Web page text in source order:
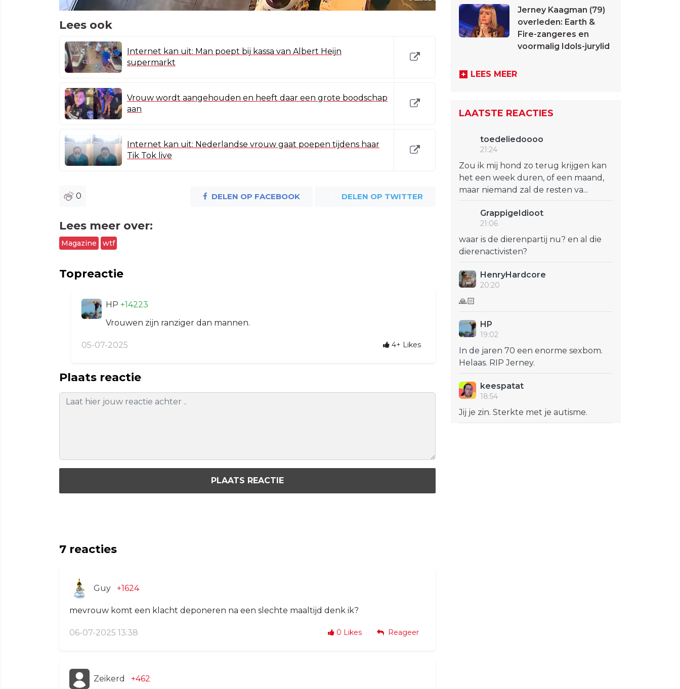
Lees ook
Internet kan uit: Man poept bij kassa van Albert Heijn
supermarkt
Vrouw wordt aangehouden en heeft daar een grote boodschap
aan
Internet kan uit: Nederlandse vrouw gaat poepen tijdens haar
Tik Tok live
0 DELEN OP FACEBOOK DELEN OP TWITTER
Lees meer over:
Magazine wtf
Topreactie
HP +14223
Vrouwen zijn ranziger dan mannen.
05-07-2025 4+ Likes
Plaats reactie
PLAATS REACTIE
7 reacties
Guy +1624
mevrouw komt een klacht deponeren na een slechte maaltijd denk ik?
06-07-2025 13:38 0 Likes Reageer
Zeikerd +462
Jerney Kaagman (79)
overleden: Earth &
Fire-zangeres en
voormalig Idols-jurylid
LEES MEER
LAATSTE REACTIES
toedeliedoooo
21:24
Zou ik mij hond zo terug krijgen kan
het een week duren, of een maand,
maar niemand zal de resten va...
GrappigeIdioot
21:06
waar is de dierenpartij nu? en al die
dierenactivisten?
HenryHardcore
20:20
🙏🏻
HP
19:02
In de jaren 70 een enorme sexbom.
Helaas. RIP Jerney.
keespatat
18:54
Jij je zin. Sterkte met je autisme.